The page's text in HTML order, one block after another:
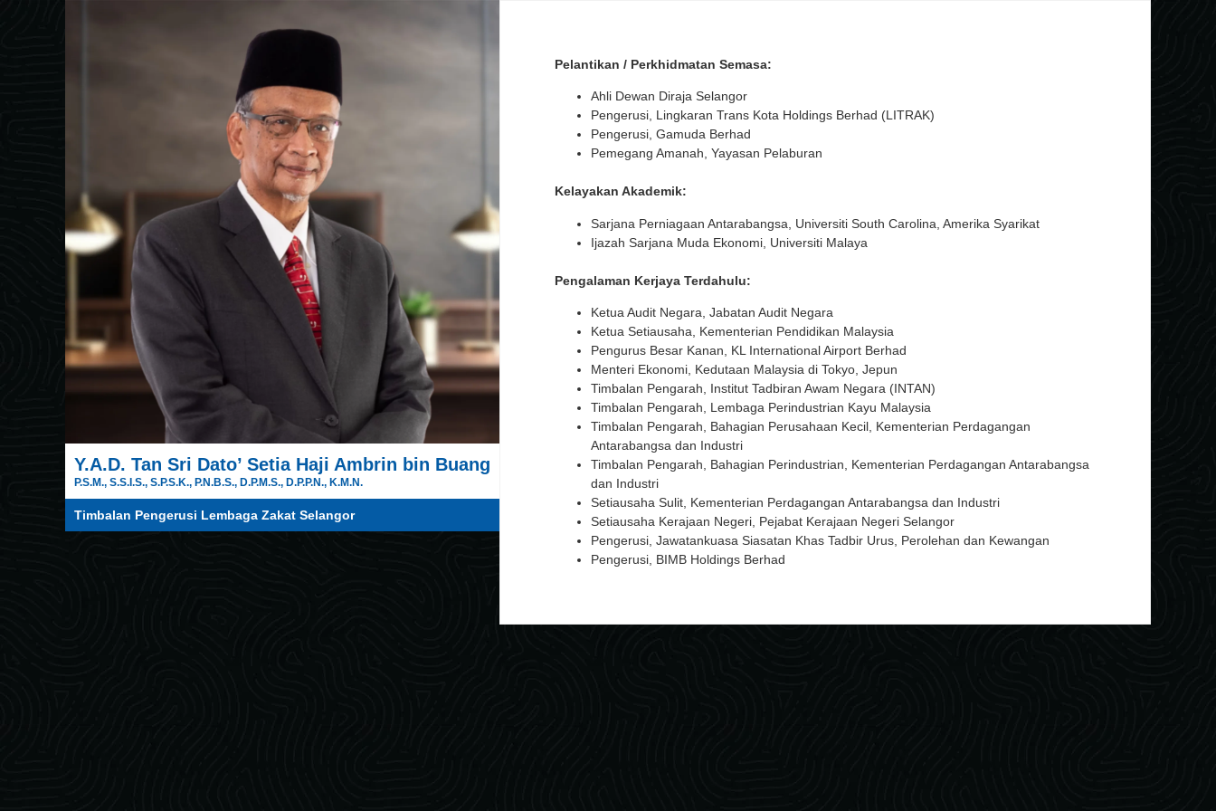
Y.A.D. Tan Sri Dato’ Setia Haji Ambrin bin Buang
P.S.M., S.S.I.S., S.P.S.K., P.N.B.S., D.P.M.S., D.P.P.N., K.M.N.
Timbalan Pengerusi Lembaga Zakat Selangor
Pelantikan / Perkhidmatan Semasa:
Ahli Dewan Diraja Selangor
Pengerusi, Lingkaran Trans Kota Holdings Berhad (LITRAK)
Pengerusi, Gamuda Berhad
Pemegang Amanah, Yayasan Pelaburan
Kelayakan Akademik:
Sarjana Perniagaan Antarabangsa, Universiti South Carolina, Amerika Syarikat
Ijazah Sarjana Muda Ekonomi, Universiti Malaya
Pengalaman Kerjaya Terdahulu:
Ketua Audit Negara, Jabatan Audit Negara
Ketua Setiausaha, Kementerian Pendidikan Malaysia
Pengurus Besar Kanan, KL International Airport Berhad
Menteri Ekonomi, Kedutaan Malaysia di Tokyo, Jepun
Timbalan Pengarah, Institut Tadbiran Awam Negara (INTAN)
Timbalan Pengarah, Lembaga Perindustrian Kayu Malaysia
Timbalan Pengarah, Bahagian Perusahaan Kecil, Kementerian Perdagangan
Antarabangsa dan Industri
Timbalan Pengarah, Bahagian Perindustrian, Kementerian Perdagangan Antarabangsa
dan Industri
Setiausaha Sulit, Kementerian Perdagangan Antarabangsa dan Industri
Setiausaha Kerajaan Negeri, Pejabat Kerajaan Negeri Selangor
Pengerusi, Jawatankuasa Siasatan Khas Tadbir Urus, Perolehan dan Kewangan
Pengerusi, BIMB Holdings Berhad